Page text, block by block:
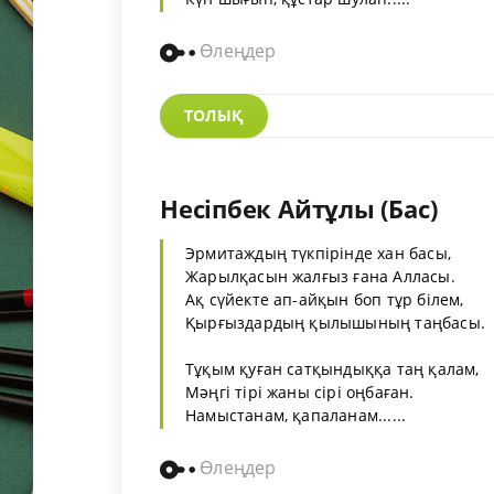
Өлеңдер
ТОЛЫҚ
Несіпбек Айтұлы (Бас)
Эрмитаждың түкпірінде хан басы,
Жарылқасын жалғыз ғана Алласы.
Ақ сүйекте ап-айқын боп тұр білем,
Қырғыздардың қылышының таңбасы.
Тұқым қуған сатқындыққа таң қалам,
Мәңгі тірі жаны сірі оңбаған.
Намыстанам, қапаланам......
Өлеңдер